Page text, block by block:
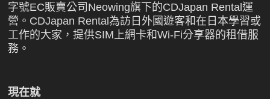
字號EC販賣公司Neowing旗下的CDJapan Rental運
營。CDJapan Rental為訪日外國遊客和在日本學習或
工作的大家，提供SIM上網卡和Wi-Fi分享器的租借服
務。
現在就